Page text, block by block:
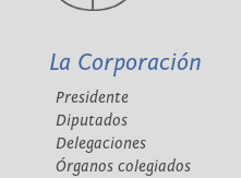
La Corporación
Presidente
Diputados
Delegaciones
Órganos colegiados